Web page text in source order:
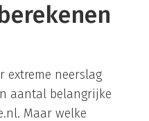
extreme neerslag
aantal belangrijke
Maar welke